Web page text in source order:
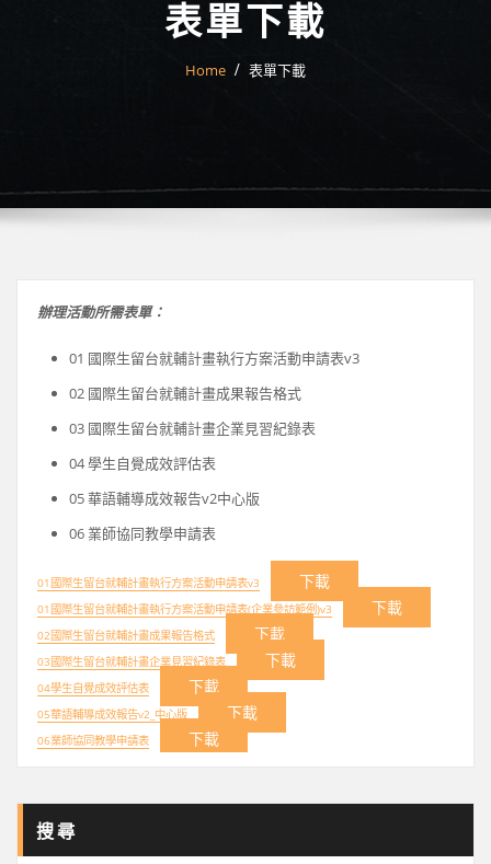
表單下載
Home 表單下載
辦理活動所需表單：
01 國際生留台就輔計畫執行方案活動申請表v3
02 國際生留台就輔計畫成果報告格式
03 國際生留台就輔計畫企業見習紀錄表
04 學生自覺成效評估表
05 華語輔導成效報告v2中心版
06 業師協同教學申請表
01國際生留台就輔計畫執行方案活動申請表v3 下載
01國際生留台就輔計畫執行方案活動申請表(企業參訪範例)v3 下載
02國際生留台就輔計畫成果報告格式 下載
03國際生留台就輔計畫企業見習紀錄表 下載
04學生自覺成效評估表 下載
05華語輔導成效報告v2_中心版 下載
06業師協同教學申請表 下載
搜尋